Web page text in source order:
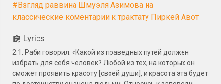
#Взгляд раввина Шмуэля Азимова на
классические коментарии к трактату Пиркей Авот
Lyrics
2.1. Раби говорил: «Какой из праведных путей должен
избрать для себя человек? Любой из тех, на которых он
сможет проявить красоту [своей души], и красота эта будет